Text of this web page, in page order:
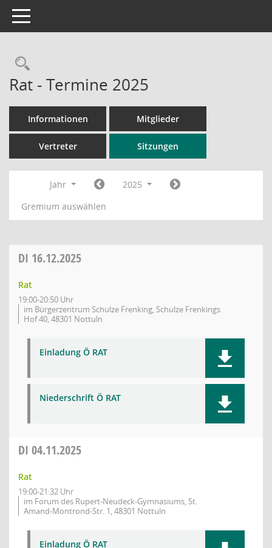
Toggle navigation
Rechercheauswahl
Rat - Termine 2025
Informationen Mitglieder
Vertreter Sitzungen
Jahr
2025
Gremium auswählen
DI 16.12.2025
Rat
19:00-20:50 Uhr
im Bürgerzentrum Schulze Frenking, Schulze Frenkings
Hof 40, 48301 Nottuln
Einladung Ö RAT
Niederschrift Ö RAT
DI 04.11.2025
Rat
19:00-21:32 Uhr
im Forum des Rupert-Neudeck-Gymnasiums, St.
Amand-Montrond-Str. 1, 48301 Nottuln
Einladung Ö RAT